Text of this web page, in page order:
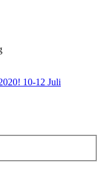
10-12 Juli